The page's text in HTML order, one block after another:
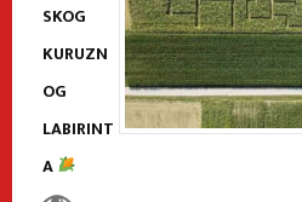
SKOG
KURUZN
OG
LABIRINT
A